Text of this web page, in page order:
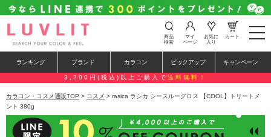
t
o
e
n
a
a
商品
検索
マイ
ページ
お気に
入り
カート
ランキング ブランド カラコン ピックアップ キャンペーン
3,300円(税込)以上ご購入で 送料無料！
カラコン・コスメ通販TOP > コスメ > rasica ラシカ シースルーグロス 【COOL】トリートメ
ント 380g